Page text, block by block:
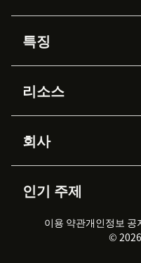
특징
Zendesk AI
Advanced Data Privacy &
Protection
워크포스 관리
실시간 채팅
리소스
API & 개발자
AI 리서치
고객 사례
회사
채용 정보
지속 가능성 보고서
인기 주제
2026 CX 트렌드
고객 서비스 소프트웨어
이용 약관개인정보 공
©